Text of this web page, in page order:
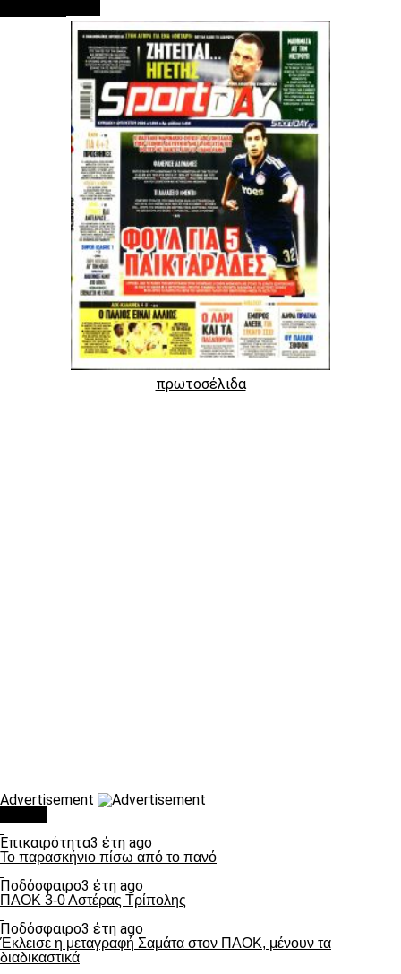
πρωτοσέλιδα
Advertisement
Επικαιρότητα3 έτη ago
Το παρασκήνιο πίσω από το πανό
Ποδόσφαιρο3 έτη ago
ΠΑΟΚ 3-0 Αστέρας Τρίπολης
Ποδόσφαιρο3 έτη ago
Έκλεισε η μεταγραφή Σαμάτα στον ΠΑΟΚ, μένουν τα
διαδικαστικά